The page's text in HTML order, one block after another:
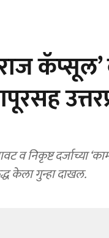
कॅप्सूल’
निकृष्ट दर्जाच्या
केला गुन्हा दाखल.